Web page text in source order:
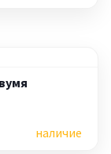
наличие